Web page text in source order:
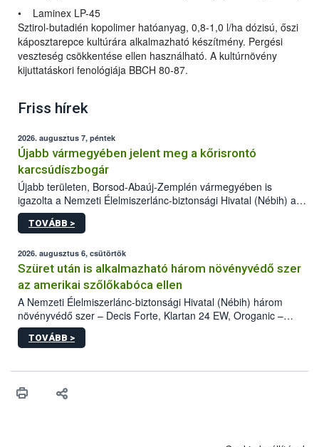
• Laminex LP-45
Sztirol-butadién kopolimer hatóanyag, 0,8-1,0 l/ha dózisú, őszi
káposztarepce kultúrára alkalmazható készítmény. Pergési
veszteség csökkentése ellen használható. A kultúrnövény
kijuttatáskori fenológiája BBCH 80-87.
Friss hírek
2026. augusztus 7, péntek
Újabb vármegyében jelent meg a kőrisrontó
karcsúdíszbogár
Újabb területen, Borsod-Abaúj-Zemplén vármegyében is
igazolta a Nemzeti Élelmiszerlánc-biztonsági Hivatal (Nébih) a
kőrisrontó karcsúdíszbogár (Agrilus planipennis) jelenlétét. A
kártevőt nem csak színcsapdában találták meg, de már fertőzött
az intenzív felderítést, emellett az intézkedéseket a szlovák
hatósággal is összehangolják a terjedés megállítása érdekében.
TOVÁBB >
2026. augusztus 6, csütörtök
Szüret után is alkalmazható három növényvédő szer
az amerikai szőlőkabóca ellen
A Nemzeti Élelmiszerlánc-biztonsági Hivatal (Nébih) három
növényvédő szer – Decis Forte, Klartan 24 EW, Oroganic –
engedélyokiratát módosította, így azok a szüretet követően,
egészen a vesszőérettség (BBCH 91) stádiumáig
érésű szőlőkben is legyen lehetőség a károsító elleni további
felhasználók számára is elérhető és ökológiai termesztésben is
TOVÁBB >